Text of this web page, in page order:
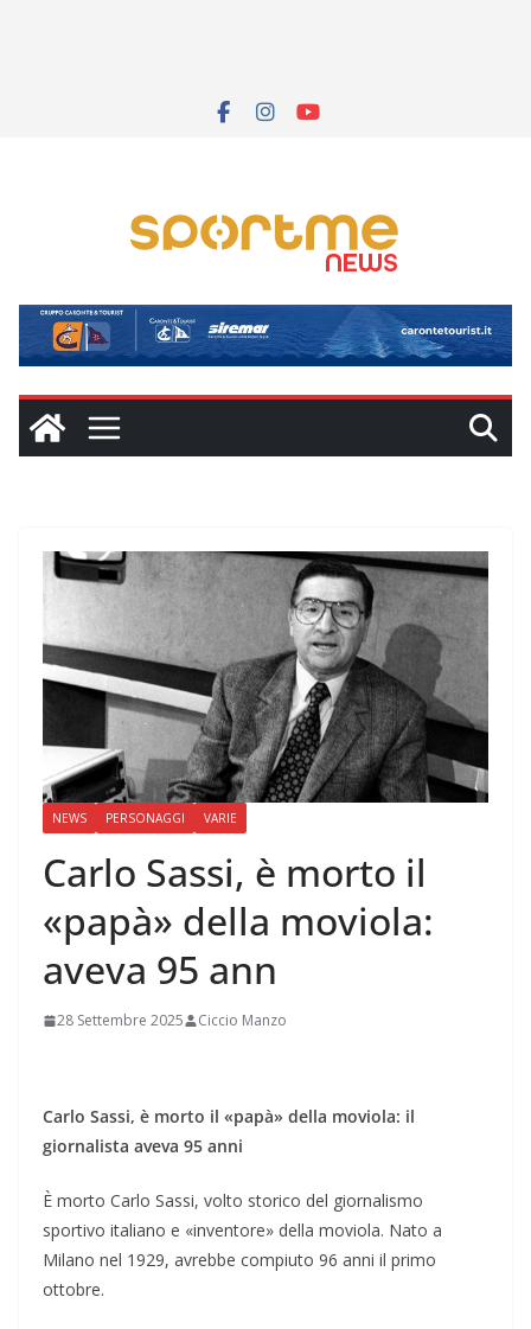
NEWS PERSONAGGI VARIE
Carlo Sassi, è morto il
«papà» della moviola:
aveva 95 ann
28 Settembre 2025 Ciccio Manzo
Carlo Sassi, è morto il «papà» della moviola: il
giornalista aveva 95 anni
È morto Carlo Sassi, volto storico del giornalismo
sportivo italiano e «inventore» della moviola. Nato a
Milano nel 1929, avrebbe compiuto 96 anni il primo
ottobre.